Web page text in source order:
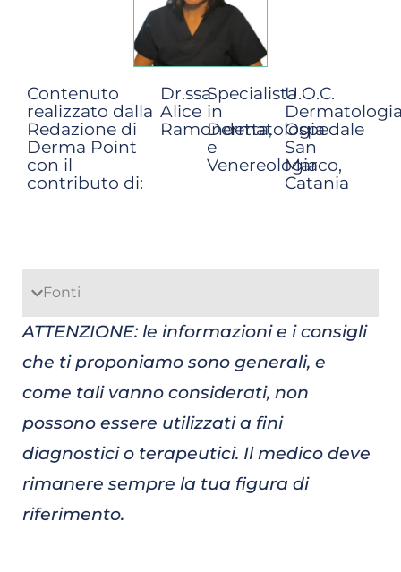
Contenuto
realizzato dalla
Redazione di
Derma Point
con il
contributo di:
Dr.ssa
Alice
Ramondetta,
Specialista
in
Dermatologia
e
Venereologia
U.O.C.
Ospedale
San
Marco,
Catania
Fonti
ATTENZIONE: le informazioni e i consigli
che ti proponiamo sono generali, e
come tali vanno considerati, non
possono essere utilizzati a fini
diagnostici o terapeutici. Il medico deve
rimanere sempre la tua figura di
riferimento.